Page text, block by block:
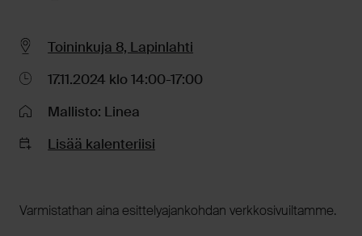
Toininkuja 8, Lapinlahti
17.11.2024 klo 14:00-17:00
Mallisto: Linea
Lisää kalenteriisi
Varmistathan aina esittelyajankohdan verkkosivuiltamme.